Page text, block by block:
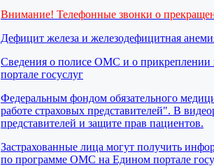
Внимание! Телефонные звонки о
Дефицит железа и железодефицитная
Сведения о полисе ОМС и о
портале госуслуг
Федеральным фондом обязательного
работе страховых представителей". В
представителей и защите прав пациентов.
Застрахованные лица могут получить
по программе ОМС на Едином портале